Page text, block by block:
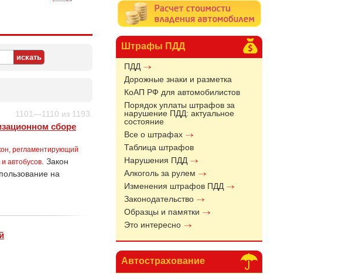
Штрафы ПДД
ПДД
Дорожные знаки и разметка
КоАП РФ для автомобилистов
Порядок уплаты штрафов за
нарушение ПДД: актуальное
состояние
Все о штрафах
Таблица штрафов
Нарушения ПДД
Алкоголь за рулем
Изменения штрафов ПДД
Законодательство
Образцы и памятки
Это интересно
Автострахование
1101—1110 из 1193.
сборе
регламентирующий
автобусов . Закон
на